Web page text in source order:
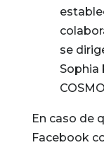
se
Sophia
En caso de
Facebook